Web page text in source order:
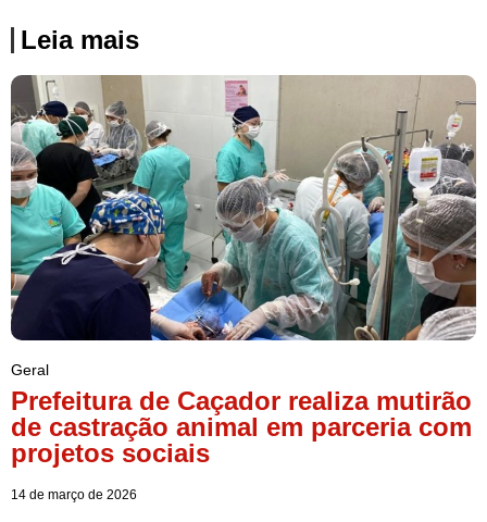
Leia mais
Geral
Prefeitura de Caçador realiza mutirão
de castração animal em parceria com
projetos sociais
14 de março de 2026